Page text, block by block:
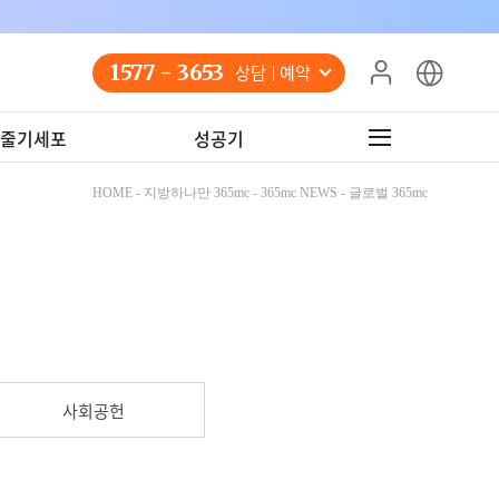
1577 - 3653 상담 예약
기세포 성공기
HOME - 지방하나만 365mc - 365mc NEWS - 글로벌 365mc
사회공헌